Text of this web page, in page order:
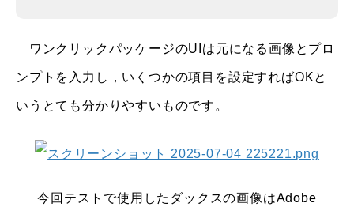
ワンクリックパッケージのUIは元になる画像とプロ
ンプトを入力し，いくつかの項目を設定すればOKと
いうとても分かりやすいものです。
今回テストで使用したダックスの画像はAdobe